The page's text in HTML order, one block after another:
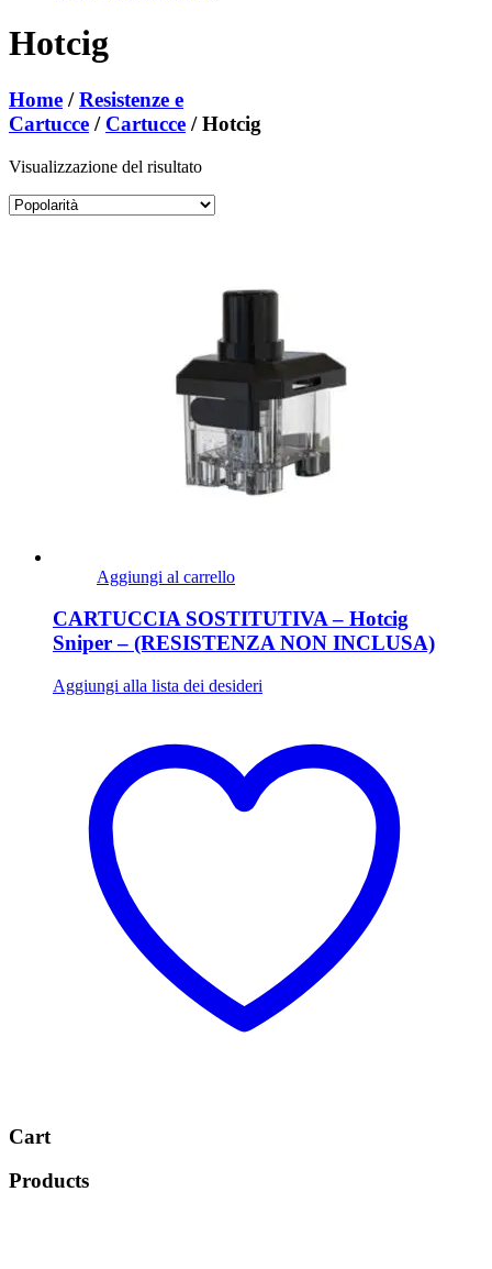
Hotcig
Home /Resistenze e
Cartucce / Cartucce / Hotcig
Visualizzazione del risultato
Aggiungi al carrello
CARTUCCIA SOSTITUTIVA – Hotcig
Sniper – (RESISTENZA NON INCLUSA)
Aggiungi alla lista dei desideri
Cart
Products